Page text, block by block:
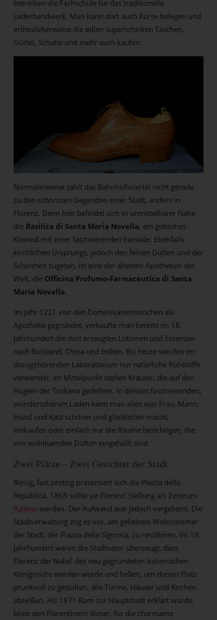
betreiben die Fachschule für das traditionelle
Lederhandwerk. Man kann dort auch Kurse belegen und
erfreulicherweise die edlen superschicken Taschen,
Gürtel, Schuhe und mehr auch kaufen.
Normalerweise zählt das Bahnhofsviertel nicht gerade
zu den schönsten Gegenden einer Stadt, anders in
Florenz. Denn hier befindet sich in unmittelbarer Nähe
die Basilica di Santa Maria Novella, ein gotisches
Kleinod mit einer faszinierenden Fassade. Ebenfalls
kirchlichen Ursprungs, jedoch den feinen Düften und der
Schönheit zugetan, ist eine der ältesten Apotheken der
Welt, die Officina Profumo-Farmaceutica di Santa
Maria Novella.
Im Jahr 1221 von den Dominikanermönchen als
Apotheke gegründet, verkaufte man bereits im 18.
Jahrhundert die dort erzeugten Lotionen und Essenzen
nach Russland, China und Indien. Bis heute werden im
dazugehörenden Laboratorium nur natürliche Rohstoffe
verwendet. Im Mittelpunkt stehen Kräuter, die auf den
Hügeln der Toskana gedeihen. In diesem faszinierenden,
wunderschönen Laden kann man alles was Frau, Mann,
Hund und Katz schöner und glücklicher macht,
einkaufen oder einfach nur die Räume besichtigen, die
von wohltuenden Düften eingehüllt sind.
Zwei Plätze – Zwei Gesichter der Stadt
Riesig, fast protzig präsentiert sich die Piazza della
Republica. 1865 sollte sie Florenz' Stellung als Zentrum
Italiens werden. Der Aufwand war jedoch vergebens. Die
Stadtverwaltung zog es vor, am geliebten Wohnzimmer
der Stadt, der Piazza della Signoria, zu residieren. Im 19.
Jahrhundert waren die Stadtväter überzeugt, dass
Florenz der Nabel des neu gegründeten italienischen
Königreichs werden würde und ließen, um diesen Platz
prunkvoll zu gestalten, alle Türme, Häuser und Kirchen
abreißen. Als 1871 Rom zur Hauptstadt erklärt wurde,
blieb den Florentinern dieser, für die charmante